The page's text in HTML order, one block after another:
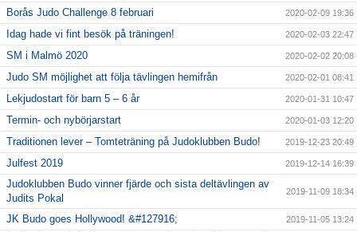
Borås Judo Challenge 8 februari 2020-02-09 19:36
Idag hade vi fint besök på träningen! 2020-02-03 22:47
SM i Malmö 2020 2020-02-02 20:08
Judo SM möjlighet att följa tävlingen hemifrån 2020-02-01 08:41
Lekjudostart för barn 5 – 6 år 2020-01-31 10:47
Termin- och nybörjarstart 2020-01-03 12:20
Traditionen lever – Tomteträning på Judoklubben Budo! 2019-12-23 20:49
Julfest 2019 2019-12-14 16:39
Judoklubben Budo vinner fjärde och sista deltävlingen av
Judits Pokal
2019-11-09 18:34
JK Budo goes Hollywood! &#127916; 2019-11-05 13:24